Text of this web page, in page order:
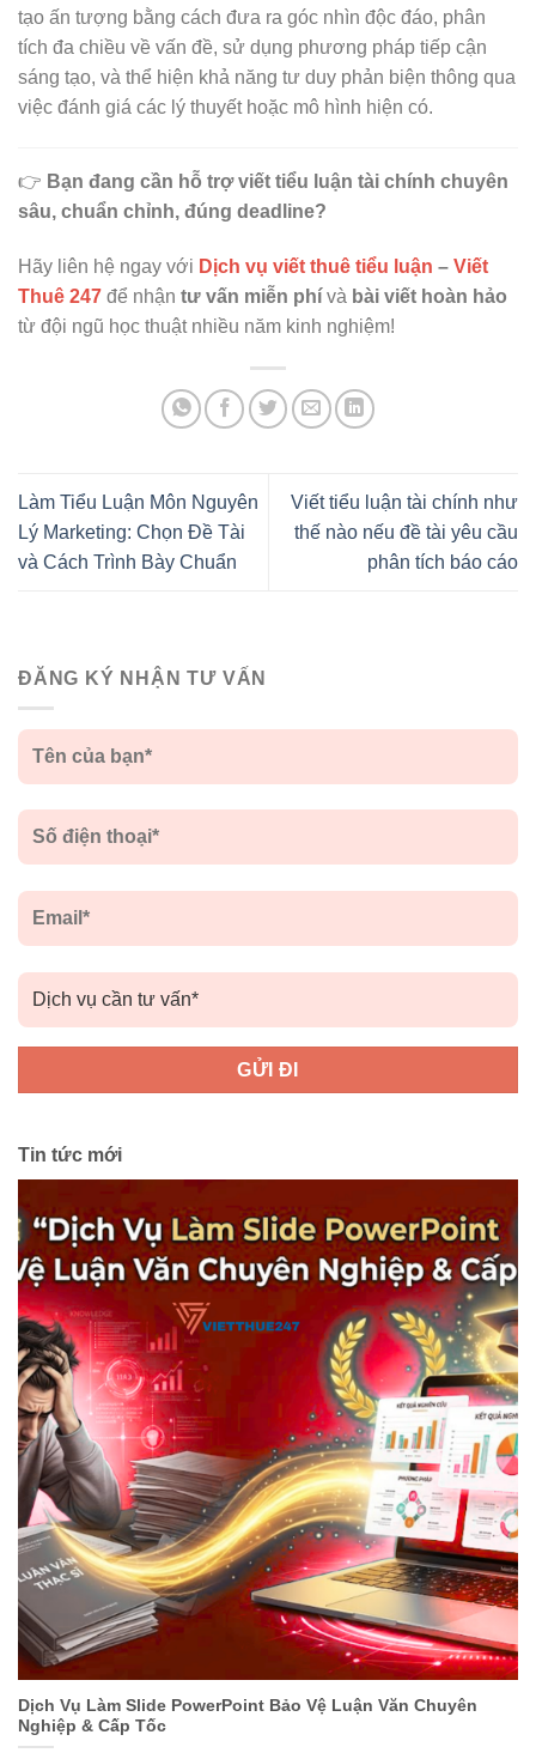
tạo ấn tượng bằng cách đưa ra góc nhìn độc đáo, phân
tích đa chiều về vấn đề, sử dụng phương pháp tiếp cận
sáng tạo, và thể hiện khả năng tư duy phản biện thông qua
việc đánh giá các lý thuyết hoặc mô hình hiện có.
👉 Bạn đang cần hỗ trợ viết tiểu luận tài chính chuyên
sâu, chuẩn chỉnh, đúng deadline?
Hãy liên hệ ngay với Dịch vụ viết thuê tiểu luận – Viết
Thuê 247 để nhận tư vấn miễn phí và bài viết hoàn hảo
từ đội ngũ học thuật nhiều năm kinh nghiệm!
Làm Tiểu Luận Môn Nguyên
Lý Marketing: Chọn Đề Tài
và Cách Trình Bày Chuẩn
Viết tiểu luận tài chính như
thế nào nếu đề tài yêu cầu
phân tích báo cáo
ĐĂNG KÝ NHẬN TƯ VẤN
Tin tức mới
Dịch Vụ Làm Slide PowerPoint Bảo Vệ Luận Văn Chuyên
Nghiệp & Cấp Tốc